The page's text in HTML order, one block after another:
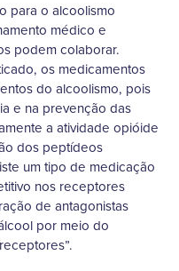
para o alcoolismo
médico e
podem colaborar.
os medicamentos
do alcoolismo, pois
e na prevenção das
a atividade opióide
dos peptídeos
um tipo de medicação
nos receptores
de antagonistas
por meio do